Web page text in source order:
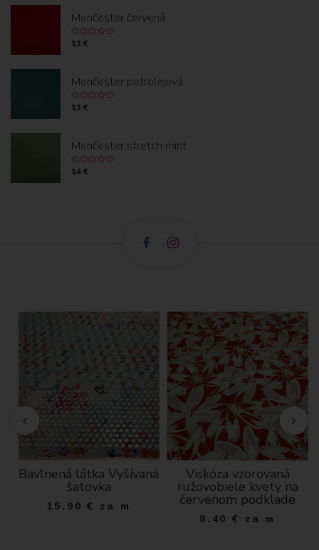
Menčester červená
13 €
Menčester petrolejová
13 €
Menčester stretch mint
14 €
Bavlnená látka Vyšívaná
šatovka
15.90 € za m
Viskóza vzorovaná
ružovobiele kvety na
červenom podklade
8.40 € za m